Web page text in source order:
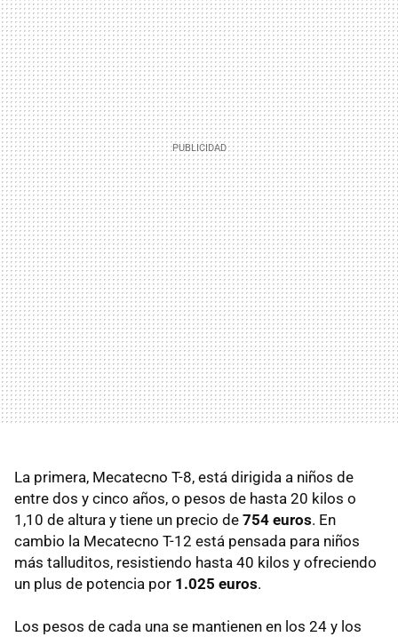
La primera, Mecatecno T-8, está dirigida a niños de
entre dos y cinco años, o pesos de hasta 20 kilos o
1,10 de altura y tiene un precio de 754 euros. En
cambio la Mecatecno T-12 está pensada para niños
más talluditos, resistiendo hasta 40 kilos y ofreciendo
un plus de potencia por 1.025 euros.
Los pesos de cada una se mantienen en los 24 y los